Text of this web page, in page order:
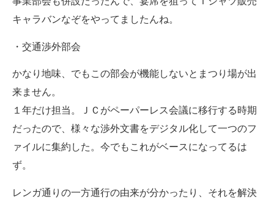
キャラバンなぞをやってましたんね。
・交通渉外部会
かなり地味、でもこの部会が機能しないとまつり場が出
来ません。
１年だけ担当。ＪＣがペーパーレス会議に移行する時期
だったので、様々な渉外文書をデジタル化して一つのフ
ァイルに集約した。今でもこれがベースになってるは
ず。
レンガ通りの一方通行の由来が分かったり、それを解決